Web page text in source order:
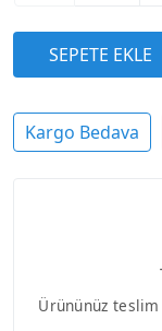
Kargo Bedava
Ürününüz